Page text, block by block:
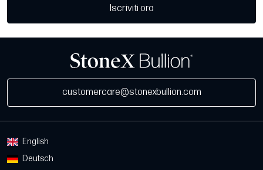
Iscriviti ora
customercare@stonexbullion.com
English
Deutsch